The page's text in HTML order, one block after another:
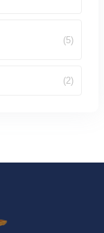
(5)
(2)